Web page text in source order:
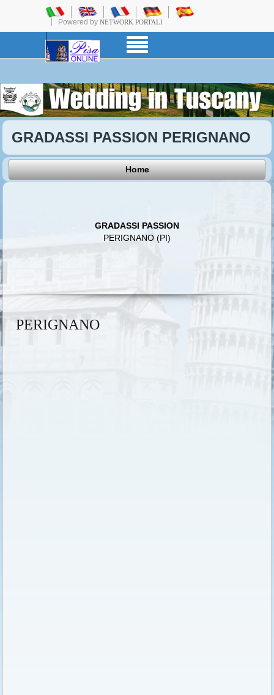
Powered by NETWORK PORTALI
GRADASSI PASSION PERIGNANO
Home
GRADASSI PASSION
PERIGNANO (PI)
PERIGNANO